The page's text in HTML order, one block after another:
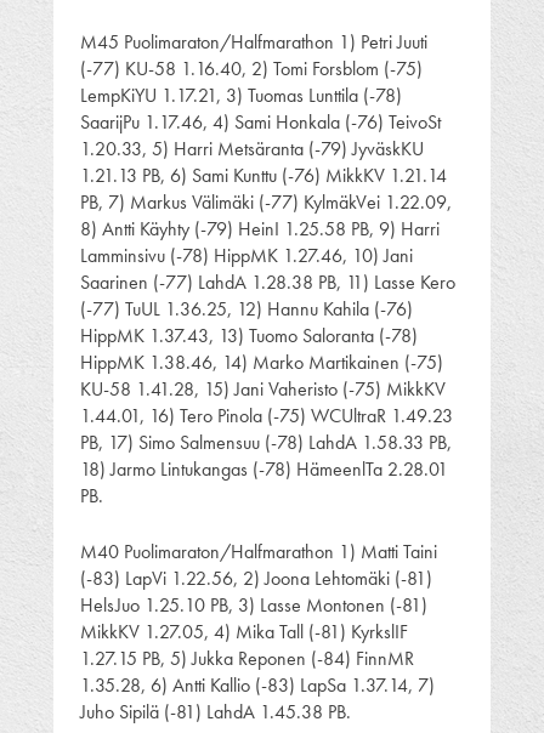
M45 Puolimaraton/Halfmarathon 1) Petri Juuti
(-77) KU-58 1.16.40, 2) Tomi Forsblom (-75)
LempKiYU 1.17.21, 3) Tuomas Lunttila (-78)
SaarijPu 1.17.46, 4) Sami Honkala (-76) TeivoSt
1.20.33, 5) Harri Metsäranta (-79) JyväskKU
1.21.13 PB, 6) Sami Kunttu (-76) MikkKV 1.21.14
PB, 7) Markus Välimäki (-77) KylmäkVei 1.22.09,
8) Antti Käyhty (-79) HeinI 1.25.58 PB, 9) Harri
Lamminsivu (-78) HippMK 1.27.46, 10) Jani
Saarinen (-77) LahdA 1.28.38 PB, 11) Lasse Kero
(-77) TuUL 1.36.25, 12) Hannu Kahila (-76)
HippMK 1.37.43, 13) Tuomo Saloranta (-78)
HippMK 1.38.46, 14) Marko Martikainen (-75)
KU-58 1.41.28, 15) Jani Vaheristo (-75) MikkKV
1.44.01, 16) Tero Pinola (-75) WCUltraR 1.49.23
PB, 17) Simo Salmensuu (-78) LahdA 1.58.33 PB,
18) Jarmo Lintukangas (-78) HämeenlTa 2.28.01
PB.
M40 Puolimaraton/Halfmarathon 1) Matti Taini
(-83) LapVi 1.22.56, 2) Joona Lehtomäki (-81)
HelsJuo 1.25.10 PB, 3) Lasse Montonen (-81)
MikkKV 1.27.05, 4) Mika Tall (-81) KyrkslIF
1.27.15 PB, 5) Jukka Reponen (-84) FinnMR
1.35.28, 6) Antti Kallio (-83) LapSa 1.37.14, 7)
Juho Sipilä (-81) LahdA 1.45.38 PB.